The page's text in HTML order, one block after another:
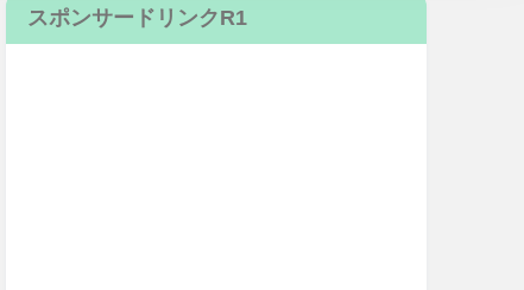
スポンサードリンクR1